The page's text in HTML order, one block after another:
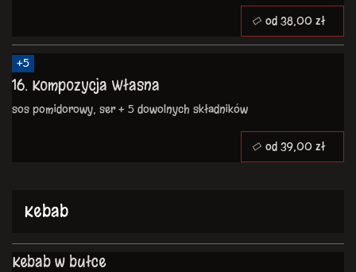
+5
16. Kompozycja Własna
sos pomidorowy, ser + 5 dowolnych składników
Kebab
Kebab w bułce